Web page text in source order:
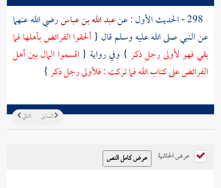
عبد الله بن عباسرضي الله عنهما
عن النبي صلى الله عليه وسلم قال {ألحقوا الفرائض بأهلها فما
بقي فهو لأولى رجل ذكر } وفي رواية { اقسموا المال بين أهل
الفرائض على كتاب الله فما تركت : فلأولى رجل ذكر}
التالي السابق
عرض الحاشية